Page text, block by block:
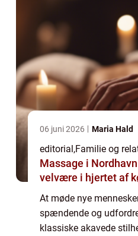
06 juni 2026 Maria Hald
editorial,Familie og
Massage i
velvære i hjertet af
At møde nye
spændende og
klassiske akavede